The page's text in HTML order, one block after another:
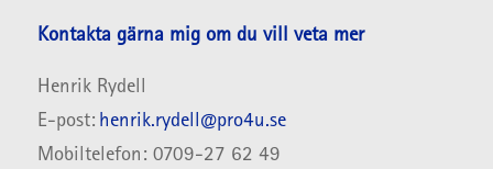
Kontakta gärna mig om du vill veta mer
Henrik Rydell
E-post: henrik.rydell@pro4u.se
Mobiltelefon: 0709-27 62 49